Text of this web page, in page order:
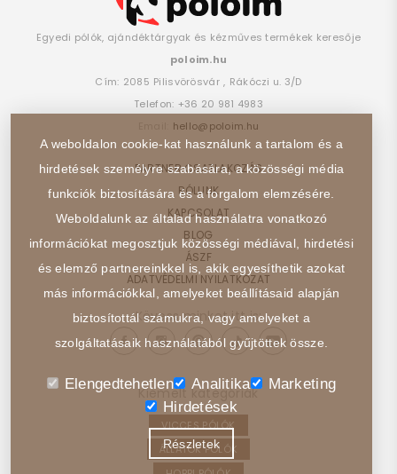
Egyedi pólók, ajándéktárgyak és kézműves termékek keresője
poloim.hu
Cím: 2085 Pilisvörösvár , Rákóczi u. 3/D
Telefon: +36 20 981 4983
hello@poloim.hu
PARTNER CSATLAKOZÁS
RÓLUNK
KAPCSOLAT
BLOG
ÁSZF
ADATVÉDELMI NYILATKOZAT
Kövess minket itt is:
Kiemelt kategóriák
VICCES PÓLÓK
ÁLLATOK PÓLÓK
A weboldalon cookie-kat használunk a tartalom és a
hirdetések személyre szabására, a közösségi média
funkciók biztosítására és a forgalom elemzésére.
Weboldalunk az általad használatra vonatkozó
információkat megosztjuk közösségi médiával, hirdetési
és elemző partnereinkkel is, akik egyesíthetik azokat
más információkkal, amelyeket beállításaid alapján
biztosítottál számukra, vagy amelyeket a
szolgáltatásaik használatából gyűjtöttek össze.
Elengedtehetlen Analitika
Marketing
Hirdetések
Részletek